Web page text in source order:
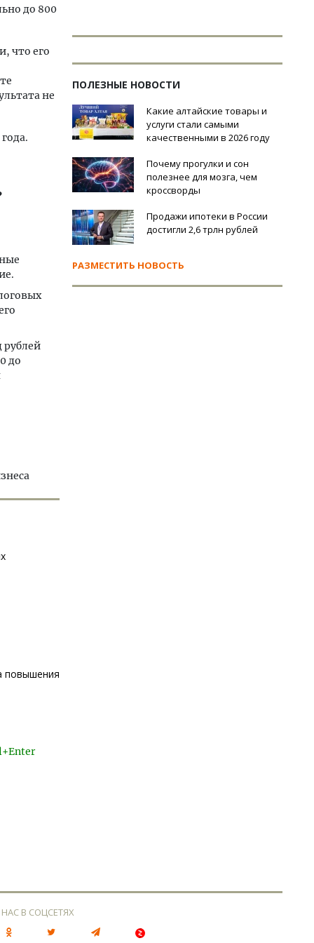
до 800
что его
не
рублей
до
повышения
ПОЛЕЗНЫЕ НОВОСТИ
Какие алтайские товары и
услуги стали самыми
качественными в 2026 году
Почему прогулки и сон
полезнее для мозга, чем
кроссворды
Продажи ипотеки в России
достигли 2,6 трлн рублей
РАЗМЕСТИТЬ НОВОСТЬ
В СОЦСЕТЯХ